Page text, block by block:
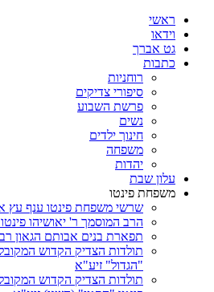
ראשי
וידאו
גט אברך
כתבות
רוחניות
סיפורי צדיקים
פרשת השבוע
נשים
חינוך ילדים
משפחה
יהדות
עלון שבת
משפחת פינטו
שרשי משפחת פינטו ענף עץ
הרב המוסמך ר' יאושיהו
תפארת בנים אבותם הגאון
תולדות הצדיק הקדוש המקובל
"הגדול" זיע"א
תולדות הצדיק הקדוש המקובל